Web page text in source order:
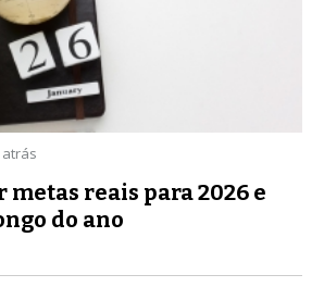
metas reais para 2026 e
do ano